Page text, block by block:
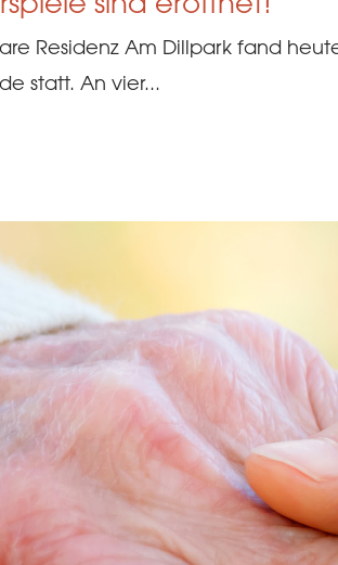
Residenz Am Dillpark fand
statt. An vier...